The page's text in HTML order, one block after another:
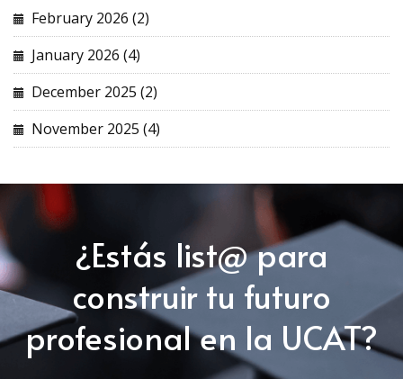
February 2026 (2)
January 2026 (4)
December 2025 (2)
November 2025 (4)
¿Estás list@ para
construir tu futuro
profesional en la UCAT?